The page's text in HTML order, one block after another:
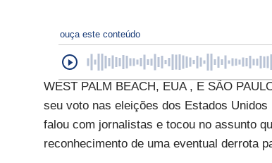
ouça este conteúdo
WEST PALM BEACH, EUA , E SÃO
seu voto nas eleições dos Estados
falou com jornalistas e tocou no assunto
reconhecimento de uma eventual derrota